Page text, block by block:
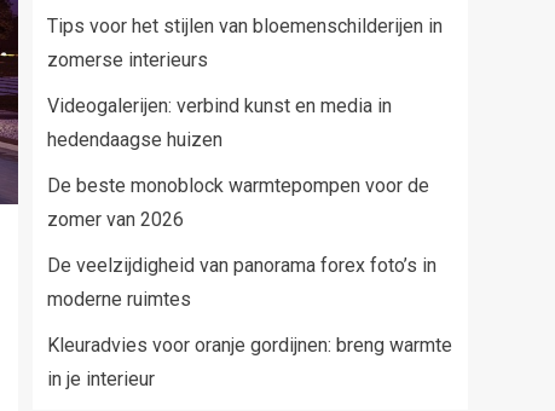
Tips voor het stijlen van bloemenschilderijen in
zomerse interieurs
Videogalerijen: verbind kunst en media in
hedendaagse huizen
De beste monoblock warmtepompen voor de
zomer van 2026
De veelzijdigheid van panorama forex foto’s in
moderne ruimtes
Kleuradvies voor oranje gordijnen: breng warmte
in je interieur